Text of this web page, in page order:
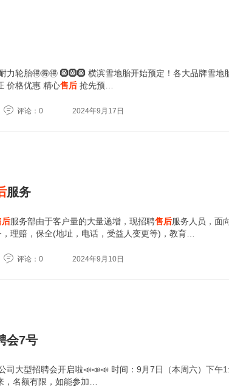
力轮胎🉐🉐🉐 🛞🛞🛞 横滨雪地胎开始预定！各大品牌雪地
价格优惠 精心售后 抢先预…
评论：0 2024年9月17日
服务
后服务部由于客户量的大量递增，现招聘售后服务人员，面
，理赔，保全(地址，电话，受益人变更等)，教育…
评论：0 2024年9月10日
会7号
司大型招聘会开启啦📣📣📣 时间：9月7日（本周六）下午
，名额有限，如能参加…